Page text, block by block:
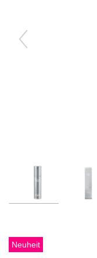
Neuheit